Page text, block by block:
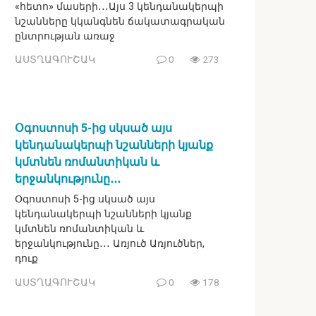
«հետո» մասերի․․․Այս 3 կենդանակերպի
նշանները կկանգնեն ճակատագրական
ընտրության առաջ
ԱՍՏՂԱԳՈՒՇԱԿ 0 273
Օգոստոսի 5-ից սկսած այս
կենդանակերպի նշանների կյանք
կմտնեն ռոմանտիկան և
երջանկությունը․․․
Օգոստոսի 5-ից սկսած այս
կենդանակերպի նշանների կյանք
կմտնեն ռոմանտիկան և
երջանկությունը․․․ Առյուծ Առյուծներ,
դուք
ԱՍՏՂԱԳՈՒՇԱԿ 0 178